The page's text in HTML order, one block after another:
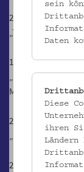
25.1.2020, 14.30,
„Tanz mit mir Latin
15.2.2020, 14.30,
„Es war einmal ein
Meermärchen mit
22.2.2020, 14.30,
„Sing mit mir“
29.2.2020, 14.30
sein
Daten
Diese
ihren
Ländern